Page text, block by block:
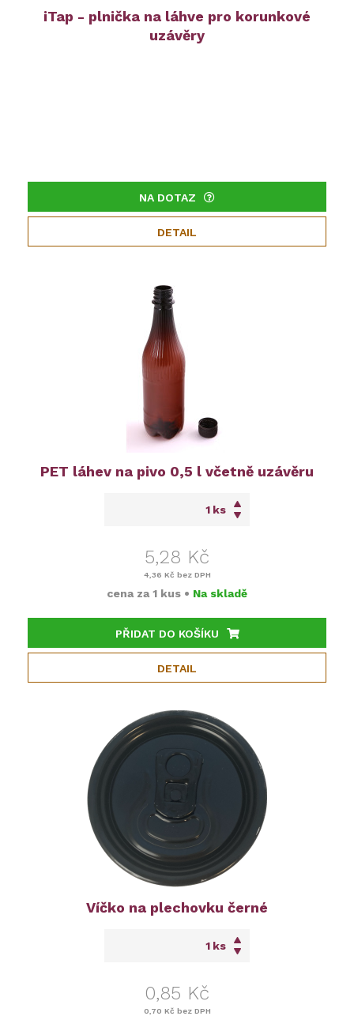
iTap - plnička na láhve pro korunkové
uzávěry
NA DOTAZ
DETAIL
PET láhev na pivo 0,5 l včetně uzávěru
ks
5,28 Kč
4,36 Kč bez DPH
cena za 1 kus • Na skladě
PŘIDAT DO KOŠÍKU
DETAIL
Víčko na plechovku černé
ks
0,85 Kč
0,70 Kč bez DPH